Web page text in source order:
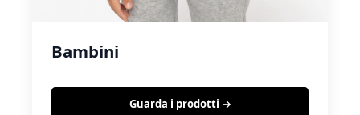
Bambini
Guarda i prodotti →